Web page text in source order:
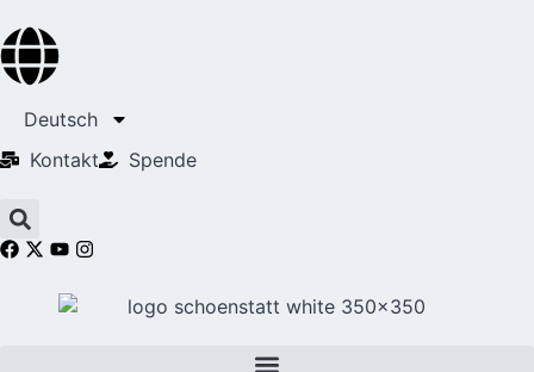
Deutsch
Kontakt
Spende